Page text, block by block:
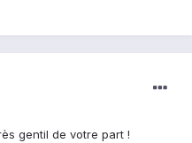
gentil de votre part !